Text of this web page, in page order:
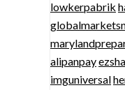
lowkerpabrik
alipanpay
imguniversal